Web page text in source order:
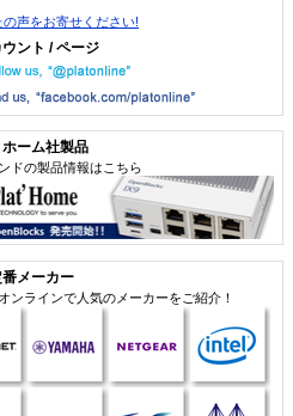
の声をお寄せください!
ント / ページ
ーム社製品
ドの製品情報はこちら
番メーカー
ンラインで人気のメーカーをご紹介！